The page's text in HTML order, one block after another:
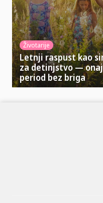
Životarije
Letnji raspust kao
za detinjstvo —
period bez briga